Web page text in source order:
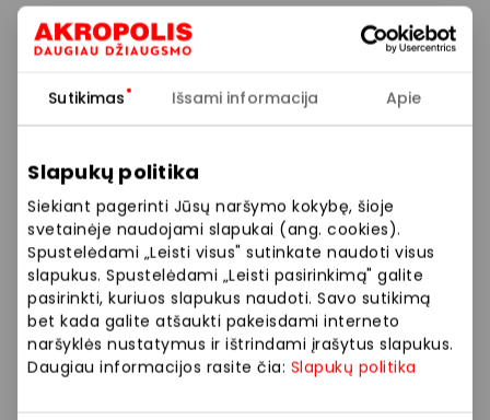
Sutikimas Išsami informacija Apie
Slapukų politika
Siekiant pagerinti Jūsų naršymo kokybę, šioje
svetainėje naudojami slapukai (ang. cookies).
Spustelėdami „Leisti visus" sutinkate naudoti visus
slapukus. Spustelėdami „Leisti pasirinkimą" galite
pasirinkti, kuriuos slapukus naudoti. Savo sutikimą
bet kada galite atšaukti pakeisdami interneto
naršyklės nustatymus ir ištrindami įrašytus slapukus.
Daugiau informacijos rasite čia: Slapukų politika
Philips Grožio prekėms ir dantų šepetėliams -25%
Tefal prekėms -20%
Braun buitinei technikai -20%
Kenwood maisto gaminimo prekems -20%
Nivona kavos aparatams -20%
Stadler prekėms -20%
Delonghi kavos aparatams -20%